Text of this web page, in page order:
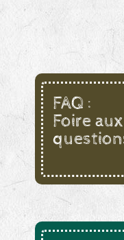
FAQ :
Foire aux